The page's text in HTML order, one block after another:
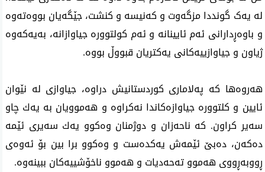
لە یەک گونددا مزگەوت و کەنیسە و کنشت، جێگەیان بووەتەوە
و باوەڕدارانی ئەم ئایینانە و ئەم کولتوورە جیاوازانە، بەیەکەوە
ژیاون و جیاوازییەکانی یەکتریان قبووڵ بووە.
هەروەها كە پەلاماری كوردستانیش دراوە، جیاوازی لە نێوان
ئایین و كلتوورە جیاوازەكاندا نەكراوە و هەموویان بە یەك چاو
سەیر كراون. كە ناحەزان و دوژمنان وەكوو یەك سەیری ئێمە
دەكەن، دەبێ ئێمەش یەكدەست و وەكوو برا بین بۆ ئەوەی
ڕووبەڕووی هەموو تەحەدیات و هەموو ناخۆشییەكان ببینەوە.